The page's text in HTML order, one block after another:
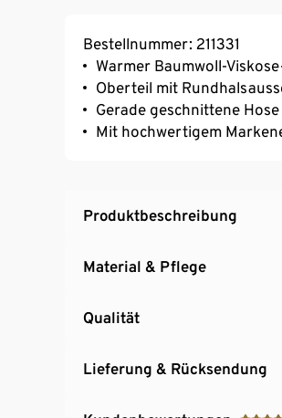
Bestellnummer: 211331
Warmer Baumwoll-
Oberteil mit
Gerade geschnittene
Mit hochwertigem
Produktbeschreibung
Material & Pflege
Qualität
Lieferung & Rücksendung